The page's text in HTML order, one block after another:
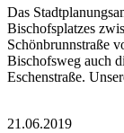
Das
Bischofsplatzes
Schönbrunnstraße
Bischofsweg auch
Eschenstraße.
21.06.2019